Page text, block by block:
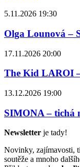
5.11.2026 19:30
Olga Lounová –
17.11.2026 20:00
The Kid LAROI
13.12.2026 19:00
SIMONA – tichá
Newsletter je tady!
Novinky, zajímavosti,
soutěže a mnoho